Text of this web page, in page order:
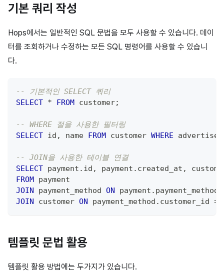
기본 쿼리 작성
Hops에서는 일반적인 SQL 문법을 모두 사용할 수 있습니다. 데이
터를 조회하거나 수정하는 모든 SQL 명령어를 사용할 수 있습니
다.
-- 기본적인 SELECT 쿼리
SELECT * FROM customer;
-- WHERE 절을 사용한 필터링
SELECT id , name FROM customer WHERE
-- JOIN을 사용한 테이블 연결
SELECT payment . id , payment . created_at ,
FROM
payment
JOIN
payment_method ON payment .
JOIN
customer ON payment_method . customer_id =
템플릿 문법 활용
템플릿 활용 방법에는 두가지가 있습니다.